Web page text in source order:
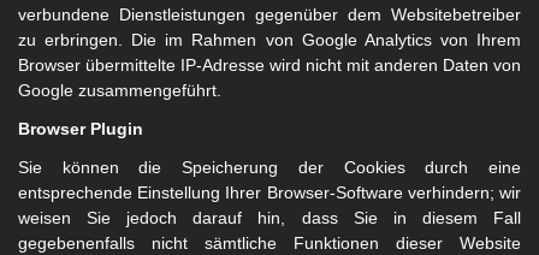
verbundene Dienstleistungen gegenüber dem Websitebetreiber
zu erbringen. Die im Rahmen von Google Analytics von Ihrem
Browser übermittelte IP-Adresse wird nicht mit anderen Daten von
Google zusammengeführt.
Browser Plugin
Sie können die Speicherung der Cookies durch eine
entsprechende Einstellung Ihrer Browser-Software verhindern; wir
weisen Sie jedoch darauf hin, dass Sie in diesem Fall
gegebenenfalls nicht sämtliche Funktionen dieser Website